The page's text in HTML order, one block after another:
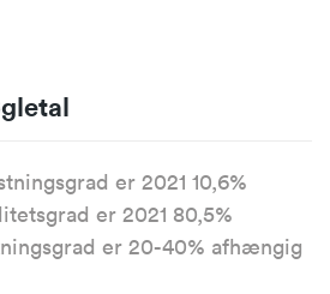
er 2021 10,6%
er 2021 80,5%
er 20-40% afhængig